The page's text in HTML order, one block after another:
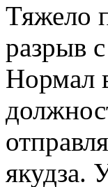
Тяжело
разрыв
Нормал
якудза.